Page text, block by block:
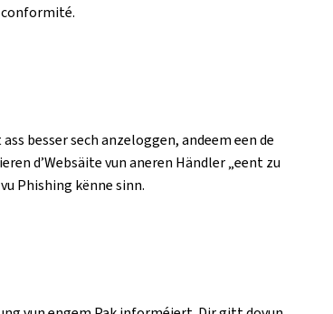
conformité.
besser sech anzeloggen, andeem een de
d’Websäite vun aneren Händler „eent zu
Phishing kënne sinn.